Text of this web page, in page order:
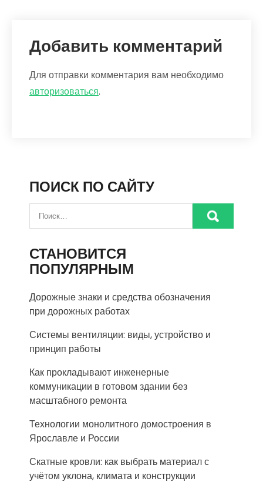
Добавить комментарий
Для отправки комментария вам необходимо
авторизоваться.
ПОИСК ПО САЙТУ
СТАНОВИТСЯ
ПОПУЛЯРНЫМ
Дорожные знаки и средства обозначения
при дорожных работах
Системы вентиляции: виды, устройство и
принцип работы
Как прокладывают инженерные
коммуникации в готовом здании без
масштабного ремонта
Технологии монолитного домостроения в
Ярославле и России
Скатные кровли: как выбрать материал с
учётом уклона, климата и конструкции